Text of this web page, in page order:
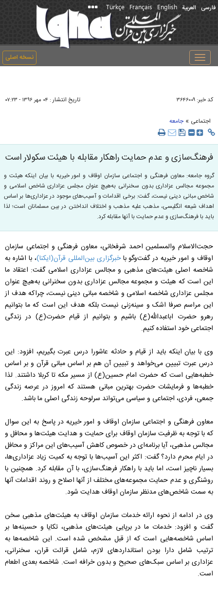
فارسی العربیة English
Français
Türkçe
نسخه اصلی
Toggle
navigation
کد خبر: ۳۶۴۶۰۰۹ تاریخ انتشار : ۰۴ مهر ۱۳۹۶ - ۰۷:۲۳
اجتماعی » جامعه
فرهنگ‌سازی و عدم حمایت راهکار مقابله با هیئت سکولار است
گروه جامعه: معاون فرهنگی و اجتماعی سازمان اوقاف و امور خیریه با بیان اینکه هیئت و
مجموعه مجالس عزاداری بدون سخنرانی به‌هیچ عنوان مجلس عزاداری شاخص اسلامی و
شاخص مبانی دینی نیست، گفت: برخی اقدامات و آسیب‌های موجود در عزاداری‌ها بر اساس
اهداف شیعه انگلیسی، مذهب علیه مذهب و اختلاف انداختن در بین مسلمانان است؛ لذا
باید با فرهنگ‌سازی و عدم حمایت با آنها مقابله کرد.
حجت‌الاسلام والمسلمین احمد شرفخانی، معاون فرهنگی و اجتماعی سازمان
اوقاف و امور خیریه در گفت‌وگو باخبرگزاری بین‌المللی قرآن(ایکنا)، با اشاره به
شاخصه اصلی هیئت‌های مذهبی و مجالس عزاداری اسلامی گفت: اعتقاد ما
این است که هیئت و مجموعه مجالس عزاداری بدون سخنرانی به‌هیچ عنوان
مجلس عزاداری شاخصه اسلامی و شاخصه مبانی دینی نیست، چراکه هدف از
این مراسم صرفا اشک و سینه‌زنی نیست بلکه هدف این است که ما بتوانیم
رهرو حضرت اباعبدالله(ع) باشیم و بتوانیم از قیام حضرت(ع) در زندگی
اجتماعی خود استفاده کنیم.
وی با بیان اینکه باید از قیام و حادثه عاشورا درس عبرت بگیریم، افزود: این
درس عبرت تبیین می‌خواهد و تبیین آن هم بر اساس مبانی قرآن و بر اساس
خطبه‌هایی است که حضرت امام حسین(ع) از مسیر مکه تا کربلا داشتند. لذا
خطبه‌ها و فرمایشات حضرت بهترین مبانی هستند که امروز در عرصه زندگی
جمعی، فردی، اجتماعی و سیاسی می‌تواند سرلوحه زندگی اصلی ما باشد.
معاون فرهنگی و اجتماعی سازمان اوقاف و امور خیریه در پاسخ به این سوال
که با توجه به ظرفیت سازمان اوقاف برای حمایت و هدایت هیئت‌ها و محافل و
مجالس مذهبی، آیا برنامه‌ای در خصوص کاهش آسیب‌های این مراکز و محافل
در ایام محرم دارد؟ گفت: اکثر این آسیب‌ها با توجه به کمیت زیاد عزاداری‌ها،
بسیار ناچیز است، اما باید با راهکار فرهنگ‌سازی، با آن مقابله کرد. همچنین با
روشنگری و عدم حمایت مجموعه‌های مختلف از آنها اصلاح و روند اقدامات آنها
به سمت شاخص‌های مدنظر سازمان اوقاف هدایت شود.
وی در ادامه از نحوه ارائه خدمات سازمان اوقاف به هیئت‌های مذهبی سخن
گفت و افزود: خدمات ما در برپایی هیئت‌های مذهبی، تکایا و حسینه‌ها بر
اساس شاخصه‌هایی است که از قبل مشخص شده است. این شاخصه‌ها به
ترتیب شامل دارا بودن استانداردهای لازم، شامل قرائت قران، سخنرانی،
عزاداری بر اساس سبک‌های صحیح و بدون خرافه است. شاخصه بعدی اطعام
است‌.